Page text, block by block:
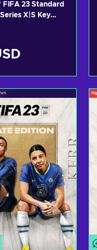
FIFA 23 Standard
X|S Key
al carrello
offerte